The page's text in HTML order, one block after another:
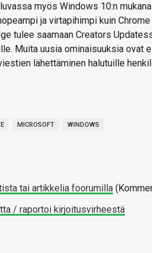
myös Windows 10:n
ja virtapihimpi kuin
tulee saamaan Creators
Muita uusia ominaisuuksia ovat
lähettäminen halutuille
MICROSOFT WINDOWS
tai artikkelia foorumilla
/ raportoi kirjoitusvirheestä